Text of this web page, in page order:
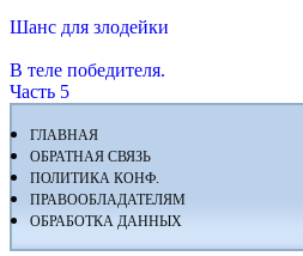
Шанс для злодейки
В теле победителя.
Часть 5
ГЛАВНАЯ
ОБРАТНАЯ СВЯЗЬ
ПОЛИТИКА КОНФ.
ПРАВООБЛАДАТЕЛЯМ
ОБРАБОТКА ДАННЫХ